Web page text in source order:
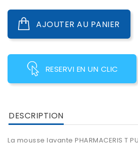
AJOUTER AU PANIER
RESERVI EN UN CLIC
DESCRIPTION
La mousse lavante PHARMACERIS T